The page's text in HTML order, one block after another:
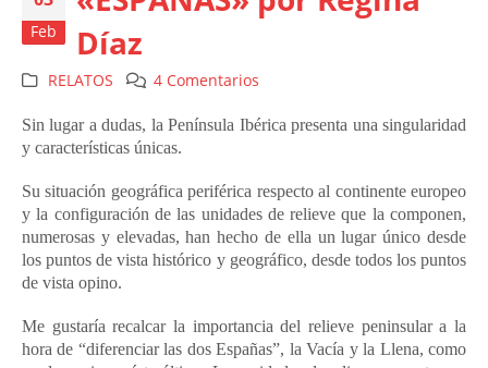
Feb
Díaz
RELATOS 4 Comentarios
Sin lugar a dudas, la Península Ibérica presenta una singularidad
y características únicas.
Su situación geográfica periférica respecto al continente europeo
y la configuración de las unidades de relieve que la componen,
numerosas y elevadas, han hecho de ella un lugar único desde
los puntos de vista histórico y geográfico, desde todos los puntos
de vista opino.
Me gustaría recalcar la importancia del relieve peninsular a la
hora de “diferenciar las dos Españas”, la Vacía y la Llena, como